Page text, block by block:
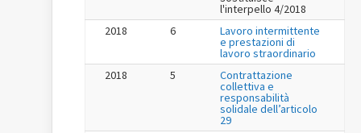
l'interpello 4/2018
2018
6 Lavoro intermittente
e prestazioni di
lavoro straordinario
2018
5 Contrattazione
collettiva e
responsabilità
solidale dell’articolo
29